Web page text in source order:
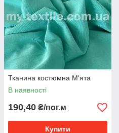
Тканина костюмна М'ята
В наявності
190,40 ₴/пог.м
Купити